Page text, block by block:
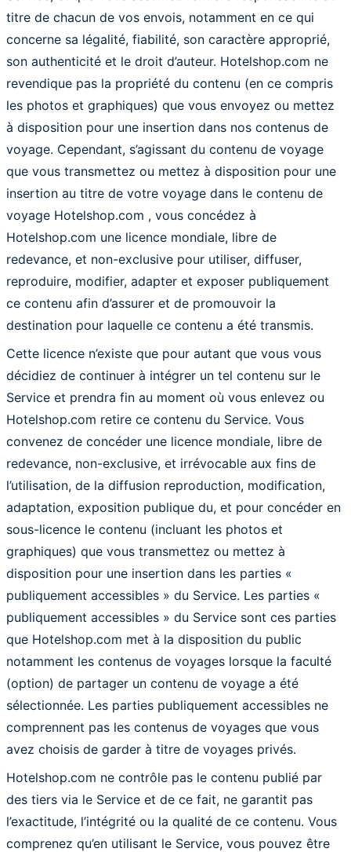
titre de chacun de vos envois, notamment en ce qui
concerne sa légalité, fiabilité, son caractère approprié,
son authenticité et le droit d’auteur. Hotelshop.com ne
revendique pas la propriété du contenu (en ce compris
les photos et graphiques) que vous envoyez ou mettez
à disposition pour une insertion dans nos contenus de
voyage. Cependant, s’agissant du contenu de voyage
que vous transmettez ou mettez à disposition pour une
insertion au titre de votre voyage dans le contenu de
voyage Hotelshop.com , vous concédez à
Hotelshop.com une licence mondiale, libre de
redevance, et non-exclusive pour utiliser, diffuser,
reproduire, modifier, adapter et exposer publiquement
ce contenu afin d’assurer et de promouvoir la
destination pour laquelle ce contenu a été transmis.
Cette licence n’existe que pour autant que vous vous
décidiez de continuer à intégrer un tel contenu sur le
Service et prendra fin au moment où vous enlevez ou
Hotelshop.com retire ce contenu du Service. Vous
convenez de concéder une licence mondiale, libre de
redevance, non-exclusive, et irrévocable aux fins de
l’utilisation, de la diffusion reproduction, modification,
adaptation, exposition publique du, et pour concéder en
sous-licence le contenu (incluant les photos et
graphiques) que vous transmettez ou mettez à
disposition pour une insertion dans les parties «
publiquement accessibles » du Service. Les parties «
publiquement accessibles » du Service sont ces parties
que Hotelshop.com met à la disposition du public
notamment les contenus de voyages lorsque la faculté
(option) de partager un contenu de voyage a été
sélectionnée. Les parties publiquement accessibles ne
comprennent pas les contenus de voyages que vous
avez choisis de garder à titre de voyages privés.
Hotelshop.com ne contrôle pas le contenu publié par
des tiers via le Service et de ce fait, ne garantit pas
l’exactitude, l’intégrité ou la qualité de ce contenu. Vous
comprenez qu’en utilisant le Service, vous pouvez être